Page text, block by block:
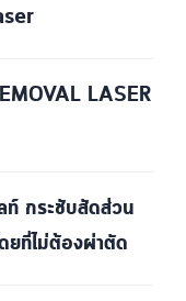
LASER
ท์ กระชับสัดส่วน
ยที่ไม่ต้องผ่าตัด